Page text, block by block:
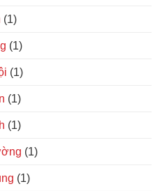
(1)
(1)
(1)
(1)
(1)
(1)
(1)